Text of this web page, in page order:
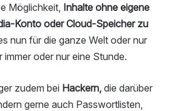
Möglichkeit, Inhalte ohne eigene
Konto oder Cloud-Speicher zu
nun für die ganze Welt oder nur
immer oder nur eine Stunde.
zudem bei Hackern, die darüber
gerne auch Passwortlisten,